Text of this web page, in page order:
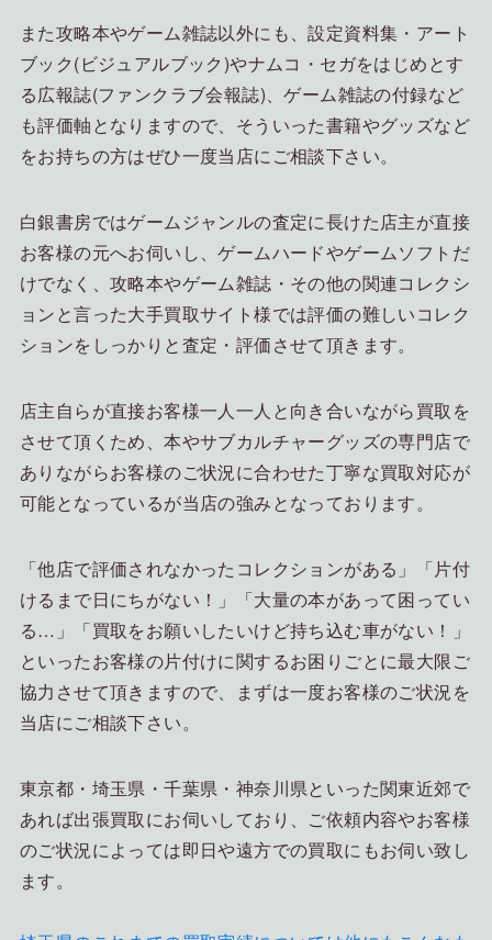
また攻略本やゲーム雑誌以外にも、設定資料集・アート
ブック(ビジュアルブック)やナムコ・セガをはじめとす
る広報誌(ファンクラブ会報誌)、ゲーム雑誌の付録など
も評価軸となりますので、そういった書籍やグッズなど
をお持ちの方はぜひ一度当店にご相談下さい。
白銀書房ではゲームジャンルの査定に長けた店主が直接
お客様の元へお伺いし、ゲームハードやゲームソフトだ
けでなく、攻略本やゲーム雑誌・その他の関連コレクシ
ョンと言った大手買取サイト様では評価の難しいコレク
ションをしっかりと査定・評価させて頂きます。
店主自らが直接お客様一人一人と向き合いながら買取を
させて頂くため、本やサブカルチャーグッズの専門店で
ありながらお客様のご状況に合わせた丁寧な買取対応が
可能となっているが当店の強みとなっております。
「他店で評価されなかったコレクションがある」「片付
けるまで日にちがない！」「大量の本があって困ってい
る…」「買取をお願いしたいけど持ち込む車がない！」
といったお客様の片付けに関するお困りごとに最大限ご
協力させて頂きますので、まずは一度お客様のご状況を
当店にご相談下さい。
東京都・埼玉県・千葉県・神奈川県といった関東近郊で
あれば出張買取にお伺いしており、ご依頼内容やお客様
のご状況によっては即日や遠方での買取にもお伺い致し
ます。